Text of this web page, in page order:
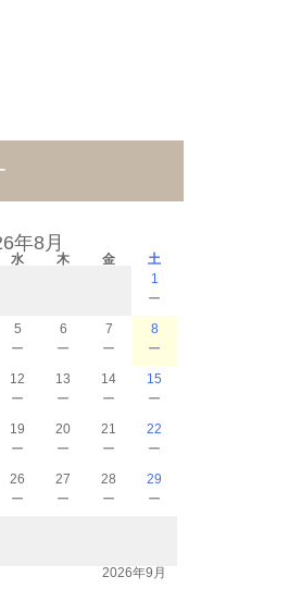
年8月
水 木 金
土
1
－
5
－
6
－
7
－
8
－
12
－
13
－
14
－
15
－
19
－
20
－
21
－
22
－
26
－
27
－
28
－
29
－
2026年9月